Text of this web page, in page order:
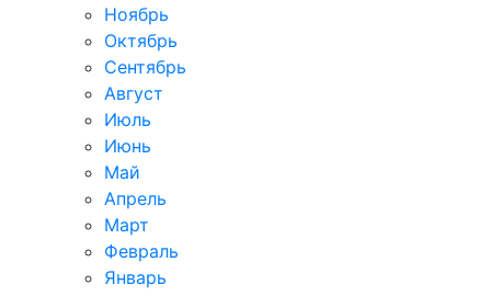
Ноябрь
Октябрь
Сентябрь
Август
Июль
Июнь
Май
Апрель
Март
Февраль
Январь